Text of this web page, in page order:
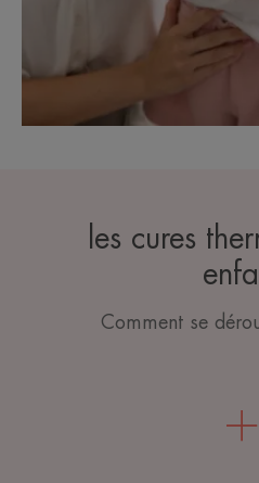
les cures
Comment se